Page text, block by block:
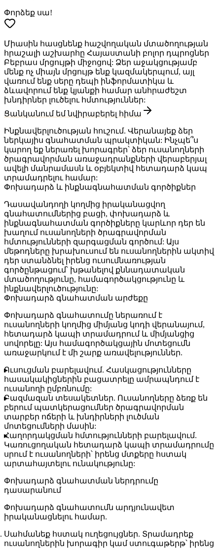
Փորձեք սա!
Միասին հասցնենք հաշվողական մտածողության
հրաշալի աշխարհը Հայաստանի բոլոր դպրոցներ
Բեբրաս մրցույթի միջոցով: Ձեր աջակցությամբ
մենք ոչ միայն մրցույթ ենք կազմակերպում, այլ
վառում ենք սերը դեպի ինֆորմատիկա և
ձևավորում ենք կյանքի համար անհրաժեշտ
խնդիրներ լուծելու հմտություններ:
Ցանկանում եմ նվիրաբերել հիմա
Ինքնավերլուծության հուշում. Վերանայեք ձեր
ներկայիս գնահատման պրակտիկան: Ինչպե՞ս
կարող եք ներառել խորագրեր՝ ձեր ուսանողների
ծրագրավորման առաջադրանքների վերաբերյալ
ավելի մանրամասն և օբյեկտիվ հետադարձ կապ
տրամադրելու համար:
Փոխադարձ և ինքնագնահատման գործիքներ
Դասավանդողի կողմից իրականացվող
գնահատումներից բացի, փոխադարձ և
ինքնագնահատման գործիքները կարևոր դեր են
խաղում ուսանողների ծրագրավորման
հմտությունների զարգացման գործում: Այս
մեթոդները խրախուսում են ուսանողներին ակտիվ
դեր ստանձնել իրենց ուսումնառության
գործընթացում՝ խթանելով քննադատական
մտածողությունը, համագործակցությունը և
ինքնավերլուծությունը:
Փոխադարձ գնահատման արժեքը
Փոխադարձ գնահատումը ներառում է
ուսանողների կողմից միմյանց կոդի վերանայում,
հետադարձ կապի տրամադրում և միմյանցից
սովորելը: Այս համագործակցային մոտեցումն
առաջարկում է մի շարք առավելություններ.
Ուսուցման բարելավում. Հասկացությունները
հասակակիցներին բացատրելը ամրապնդում է
ուսանողի ըմբռնումը:
Բազմազան տեսակետներ. Ուսանողները ձեռք են
բերում պատկերացումներ ծրագրավորման
տարբեր ոճերի և խնդիրների լուծման
մոտեցումների մասին:
Հաղորդակցման հմտությունների բարելավում.
Կառուցողական հետադարձ կապի տրամադրումը
սրում է ուսանողների՝ իրենց մտքերը հստակ
արտահայտելու ունակությունը:
Փոխադարձ գնահատման ներդրումը
դասարանում
Փոխադարձ գնահատումն արդյունավետ
իրականացնելու համար.
Սահմանեք հստակ ուղեցույցներ. Տրամադրեք
ուսանողներին խորագիր կամ ստուգաթերթ՝ իրենց